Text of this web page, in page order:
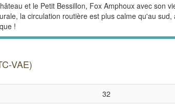
et le Petit Bessillon, Fox Amphoux avec son
la circulation routière est plus calme qu'au sud,
!
VAE)
32